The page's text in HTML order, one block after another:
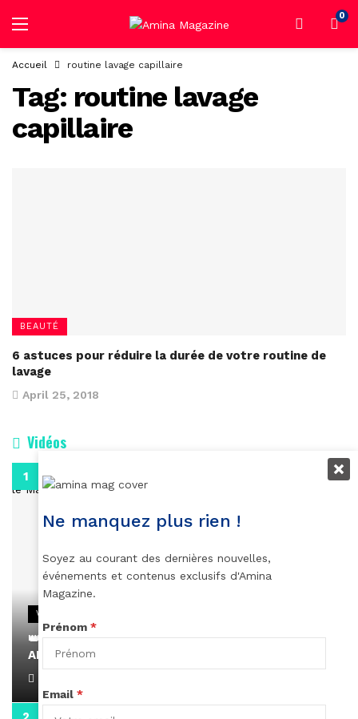
0
Accueil routine lavage capillaire
Tag: routine lavage
capillaire
BEAUTÉ
6 astuces pour réduire la durée de votre routine de
lavage
April 25, 2018
Vidéos
0:29
VIDEOS
👑 Remerciements à Ayden pour son message sur
AMINA, le Magazine de la Femme
Ne manquez plus rien !
Soyez au courant des dernières nouvelles,
événements et contenus exclusifs d'Amina
Magazine.
Prénom *
Email *